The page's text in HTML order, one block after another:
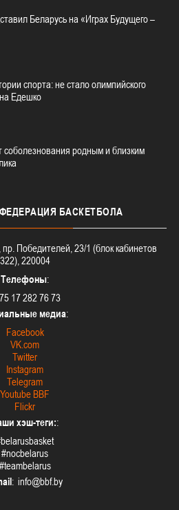
Беларусь на «Играх Будущего –
спорта: не стало олимпийского
Едешко
родным и близким
ФЕДЕРАЦИЯ БАСКЕТБОЛА
Победителей, 23/1 (блок кабинетов
322), 220004
Телефоны:
17 282 76 73
медиа:
Facebook
VK.com
Twitter
Instagram
Telegram
Youtube BBF
Flickr
хэш-теги::
#nocbelarus
#teambelarus
: